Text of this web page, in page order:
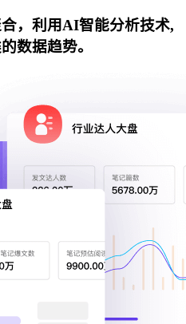
，利用AI智能分析技术,
数据趋势。